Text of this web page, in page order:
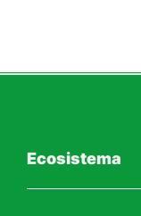
Ecosistema